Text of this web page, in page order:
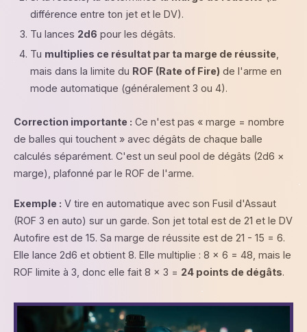
différence entre ton jet et le DV).
Tu lances 2d6 pour les dégâts.
Tu multiplies ce résultat par ta marge de réussite
mais dans la limite du ROF (Rate of Fire) de l'arme en
mode automatique (généralement 3 ou 4).
Correction importante : Ce n'est pas « marge = nombre
de balles qui touchent » avec dégâts de chaque balle
calculés séparément. C'est un seul pool de dégâts (2d6 ×
marge), plafonné par le ROF de l'arme.
Exemple : V tire en automatique avec son Fusil d'Assaut
(ROF 3 en auto) sur un garde. Son jet total est de 21 et le DV
Autofire est de 15. Sa marge de réussite est de 21 - 15 = 6.
Elle lance 2d6 et obtient 8. Elle multiplie : 8 × 6 = 48, mais le
ROF limite à 3, donc elle fait 8 × 3 = 24 points de dégâts.